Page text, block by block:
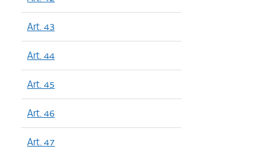
Art. 43
Art. 44
Art. 45
Art. 46
Art. 47